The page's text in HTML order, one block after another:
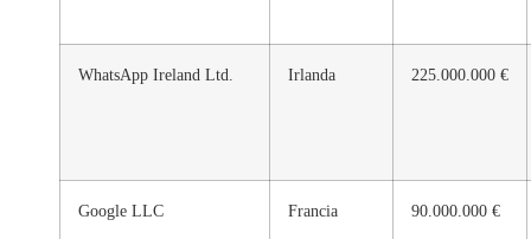
WhatsApp Ireland Ltd. Irlanda 225.000.000 €
Google LLC Francia 90.000.000 €